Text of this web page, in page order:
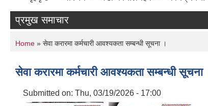
प्रमुख समाचार
You are here
Home » सेवा करारमा कर्मचारी आवश्यकता सम्बन्धी सूचना ।
सेवा करारमा कर्मचारी आवश्यकता सम्बन्धी सूचना
Submitted on: Thu, 03/19/2026 - 17:00